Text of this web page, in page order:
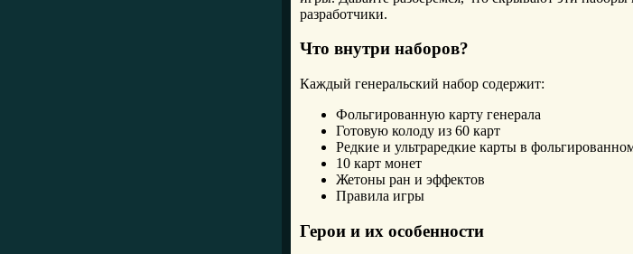
разработчики.
Что внутри наборов?
Каждый генеральский набор содержит:
Фольгированную карту генерала
Готовую колоду из 60 карт
Редкие и ультраредкие карты в
10 карт монет
Жетоны ран и эффектов
Правила игры
Герои и их особенности